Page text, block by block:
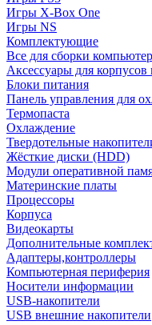
Игры X-Box One
Игры NS
Комплектующие
Все для сборки
Аксессуары для
Блоки питания
Панель управления для
Термопаста
Охлаждение
Твердотельные
Жёсткие диски (HDD)
Модули оперативной
Материнские платы
Процессоры
Корпуса
Видеокарты
Дополнительные
Адаптеры,контроллеры
Компьютерная периферия
Носители информации
USB-накопители
USB внешние накопители